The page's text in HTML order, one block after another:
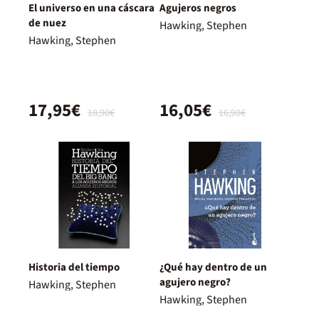
El universo en una cáscara
de nuez
Hawking, Stephen
18,90€
17,95€
Agujeros negros
Hawking, Stephen
16,90€
16,05€
Historia del tiempo
Hawking, Stephen
¿Qué hay dentro de un
agujero negro?
Hawking, Stephen